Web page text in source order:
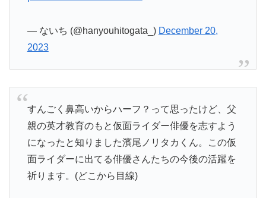
— ないち (@hanyouhitogata_) December 20,
2023
すんごく鼻高いからハーフ？って思ったけど、父
親の英才教育のもと仮面ライダー俳優を志すよう
になったと知りました濱尾ノリタカくん。この仮
面ライダーに出てる俳優さんたちの今後の活躍を
祈ります。(どこから目線)